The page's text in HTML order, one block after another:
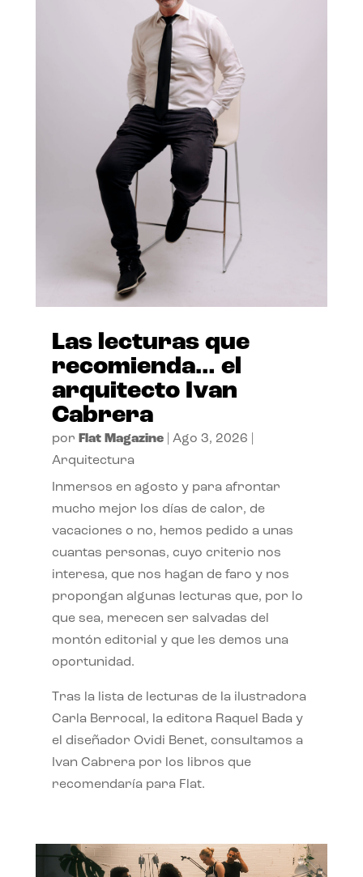
Las lecturas que
recomienda… el
arquitecto Ivan
Cabrera
por Flat Magazine| Ago 3, 2026
Arquitectura
Inmersos en agosto y para afrontar
mucho mejor los días de calor, de
vacaciones o no, hemos pedido a unas
cuantas personas, cuyo criterio nos
interesa, que nos hagan de faro y nos
propongan algunas lecturas que, por lo
que sea, merecen ser salvadas del
montón editorial y que les demos una
oportunidad.
Tras la lista de lecturas de la ilustradora
Carla Berrocal, la editora Raquel Bada y
el diseñador Ovidi Benet, consultamos a
Ivan Cabrera por los libros que
recomendaría para Flat.